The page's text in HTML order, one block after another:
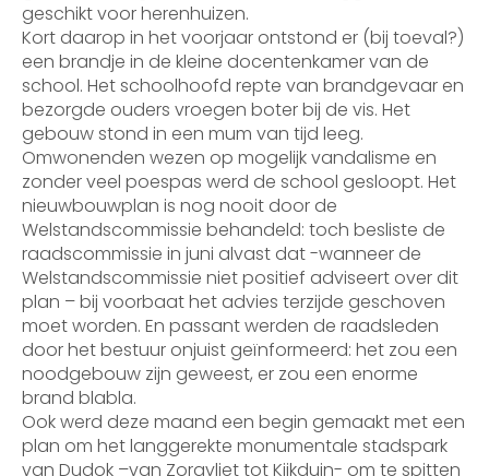
geschikt voor herenhuizen.
Kort daarop in het voorjaar ontstond er (bij toeval?)
een brandje in de kleine docentenkamer van de
school. Het schoolhoofd repte van brandgevaar en
bezorgde ouders vroegen boter bij de vis. Het
gebouw stond in een mum van tijd leeg.
Omwonenden wezen op mogelijk vandalisme en
zonder veel poespas werd de school gesloopt. Het
nieuwbouwplan is nog nooit door de
Welstandscommissie behandeld: toch besliste de
raadscommissie in juni alvast dat -wanneer de
Welstandscommissie niet positief adviseert over dit
plan – bij voorbaat het advies terzijde geschoven
moet worden. En passant werden de raadsleden
door het bestuur onjuist geïnformeerd: het zou een
noodgebouw zijn geweest, er zou een enorme
brand blabla.
Ook werd deze maand een begin gemaakt met een
plan om het langgerekte monumentale stadspark
van Dudok –van Zorgvliet tot Kijkduin- om te spitten